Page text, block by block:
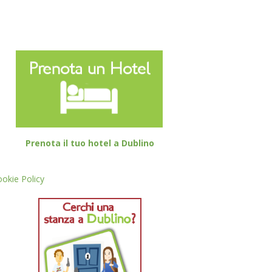
Prenota il tuo hotel a Dublino
Policy